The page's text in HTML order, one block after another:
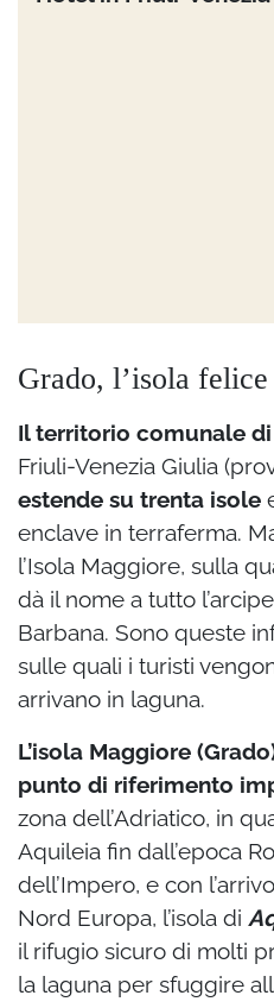
Grado, l’isola felice
Il territorio comunale di
Friuli-Venezia Giulia
estende su trenta isole
enclave in terraferma.
l’Isola Maggiore, sulla
dà il nome a tutto
Barbana. Sono queste
sulle quali i turisti
arrivano in laguna.
L’isola Maggiore
punto di riferimento
zona dell’Adriatico, in
Aquileia fin dall’epoca
dell’Impero, e con
Nord Europa, l’isola di
il rifugio sicuro di molti
la laguna per sfuggire